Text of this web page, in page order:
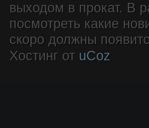
выходом в прокат. В
посмотреть какие
скоро должны
Хостинг от uCoz